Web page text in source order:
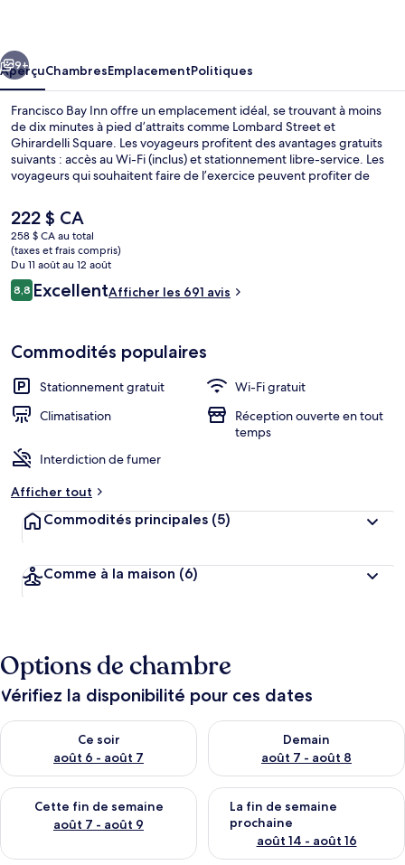
Suivant
9+
AperçuChambresEmplacementPolitiques
Francisco Bay Inn offre un emplacement idéal, se trouvant à moins
de dix minutes à pied d’attraits comme Lombard Street et
Ghirardelli Square. Les voyageurs profitent des avantages gratuits
suivants : accès au Wi-Fi (inclus) et stationnement libre-service. Les
voyageurs qui souhaitent faire de l’exercice peuvent profiter de
les attraits Baie de San Francisco et Presidio de San Francisco se
trouvent à seulement 5 minutes en voiture. Les autres voyageurs
apprécient vraiment le stationnement pratique et le personnel
serviable. Le transport en commun se trouve à quelques minutes de
marche : Arrêt de tram Hyde St & Lombard St se trouve à 8 minutes
et Arrêt de tram Hyde St & Greenwich St est à 9 minutes.
Le
prix
actuel
est
de 222 $ CA
222 $ CA
258 $ CA au total
(taxes et frais compris)
Du 11 août au 12 août
Avis
8,88,8 sur 10 –
ExcellentAfficher les 691 avis
Commodités populaires
Stationnement gratuit
Wi-Fi gratuit
Climatisation
Réception ouverte en tout
temps
Interdiction de fumer
Afficher tout
Commodités principales (5)
Comme à la maison (6)
Options de chambre
Vérifiez la disponibilité pour ces dates
Ce soir
août 6 - août 7
Vérifier la disponibilité pour ce soir août 6 - août 7
Demain
août 7 - août 8
Vérifier la disponibilité pour
Cette fin de semaine
août 7 - août 9
Vérifier la disponibilité pour cette fin de semaine août 7 -
La fin de semaine
prochaine
août 14 - août 16
Vérifier la disponibilité pour